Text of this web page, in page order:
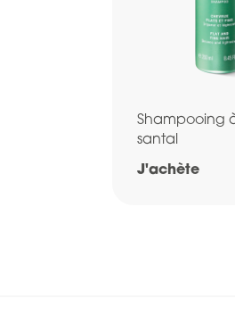
Shampooing
santal
J'achète